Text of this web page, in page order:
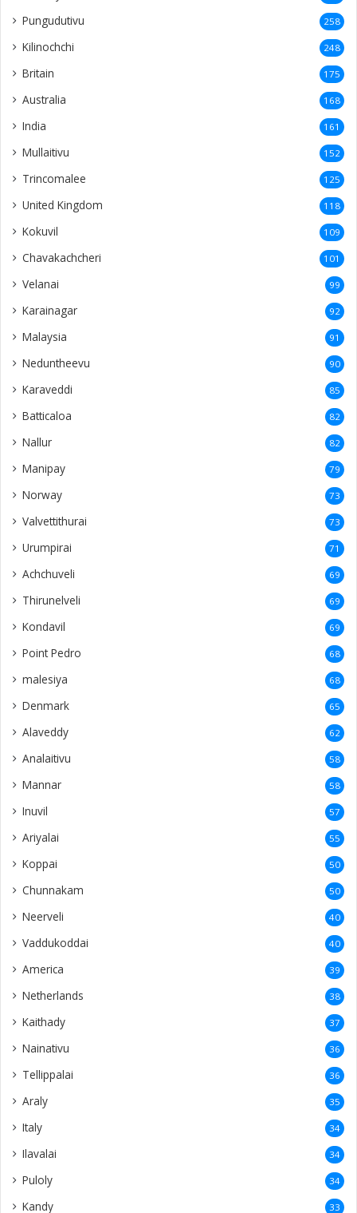
Pungudutivu 258
Kilinochchi 248
Britain 175
Australia 168
India 161
Mullaitivu 152
Trincomalee 125
United Kingdom 118
Kokuvil 109
Chavakachcheri 101
Velanai 99
Karainagar 92
Malaysia 91
Neduntheevu 90
Karaveddi 85
Batticaloa 82
Nallur 82
Manipay 79
Norway 73
Valvettithurai 73
Urumpirai 71
Achchuveli 69
Thirunelveli 69
Kondavil 69
Point Pedro 68
malesiya 68
Denmark 65
Alaveddy 62
Analaitivu 58
Mannar 58
Inuvil 57
Ariyalai 55
Koppai 50
Chunnakam 50
Neerveli 40
Vaddukoddai 40
America 39
Netherlands 38
Kaithady 37
Nainativu 36
Tellippalai 36
Araly 35
Italy 34
Ilavalai 34
Puloly 34
Kandy 33